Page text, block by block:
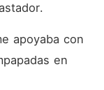
apoyaba con
en